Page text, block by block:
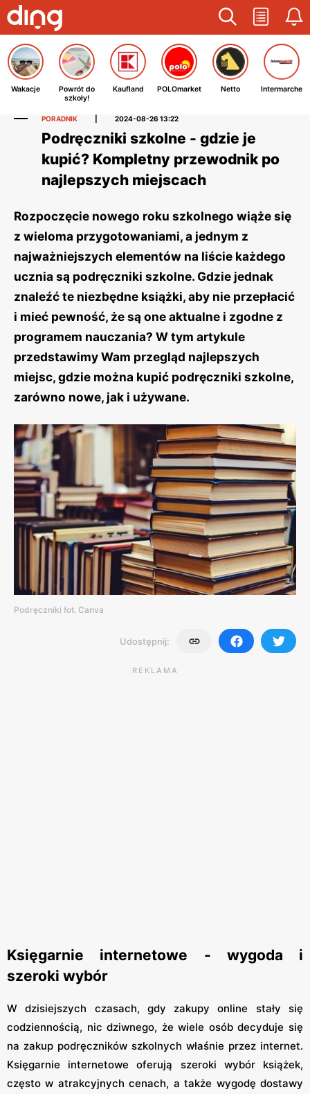
Wakacje
Powrót do
szkoły!
Kaufland POLOmarket Netto Intermarche
PORADNIK 2024-08-26 13:22
Podręczniki szkolne - gdzie je
kupić? Kompletny przewodnik po
najlepszych miejscach
Rozpoczęcie nowego roku szkolnego wiąże się
z wieloma przygotowaniami, a jednym z
najważniejszych elementów na liście każdego
ucznia są podręczniki szkolne. Gdzie jednak
znaleźć te niezbędne książki, aby nie przepłacić
i mieć pewność, że są one aktualne i zgodne z
programem nauczania? W tym artykule
przedstawimy Wam przegląd najlepszych
miejsc, gdzie można kupić podręczniki szkolne,
zarówno nowe, jak i używane.
Podręczniki fot. Canva
Udostępnij:
REKLAMA
Księgarnie internetowe - wygoda i
szeroki wybór
W dzisiejszych czasach, gdy zakupy online stały się
codziennością, nic dziwnego, że wiele osób decyduje się
na zakup podręczników szkolnych właśnie przez internet.
Księgarnie internetowe oferują szeroki wybór książek,
często w atrakcyjnych cenach, a także wygodę dostawy